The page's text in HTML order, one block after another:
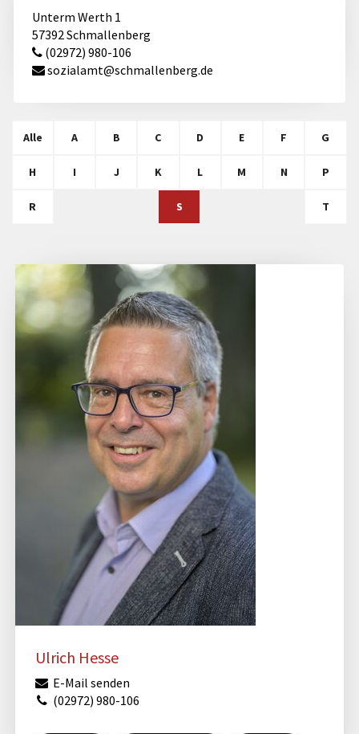
Unterm Werth 1
57392 Schmallenberg
(02972) 980-106
sozialamt@​schmallenberg.de
Alle A B C D E F G
H I J K L M N P
R S T
Ulrich Hesse
E-Mail senden
(02972) 980-106